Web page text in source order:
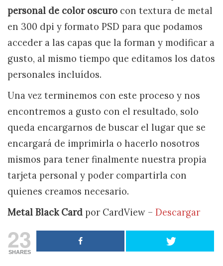
personal de color oscuro con textura de metal
en 300 dpi y formato PSD para que podamos
acceder a las capas que la forman y modificar a
gusto, al mismo tiempo que editamos los datos
personales incluídos.
Una vez terminemos con este proceso y nos
encontremos a gusto con el resultado, solo
queda encargarnos de buscar el lugar que se
encargará de imprimirla o hacerlo nosotros
mismos para tener finalmente nuestra propia
tarjeta personal y poder compartirla con
quienes creamos necesario.
Metal Black Card por CardView – Descargar
23
SHARES